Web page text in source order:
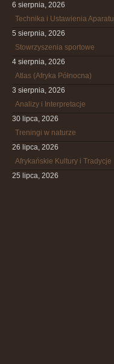
6 sierpnia, 2026
Technika i Ustawienia Aparatu
5 sierpnia, 2026
Stowrzyszenia sportowe
4 sierpnia, 2026
Atlas (Afryka Północna)
3 sierpnia, 2026
Analizy i Interpretacje
30 lipca, 2026
Treningi w naturze
26 lipca, 2026
Afrykańskie Kultury i Tradycje
25 lipca, 2026